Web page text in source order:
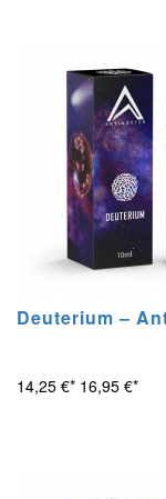
Deuterium –
14,25 €* 16,95 €*